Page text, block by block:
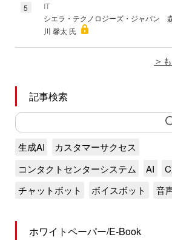
5
IT
シエラ・テクノロジーズ・ジャパン
川 馨太 氏
記事検索
生成AI
カスタマーサクセス
コンタクトセンターシステム
AI
チャットボット
ボイスボット 音
ホワイトペーパー/E-Book